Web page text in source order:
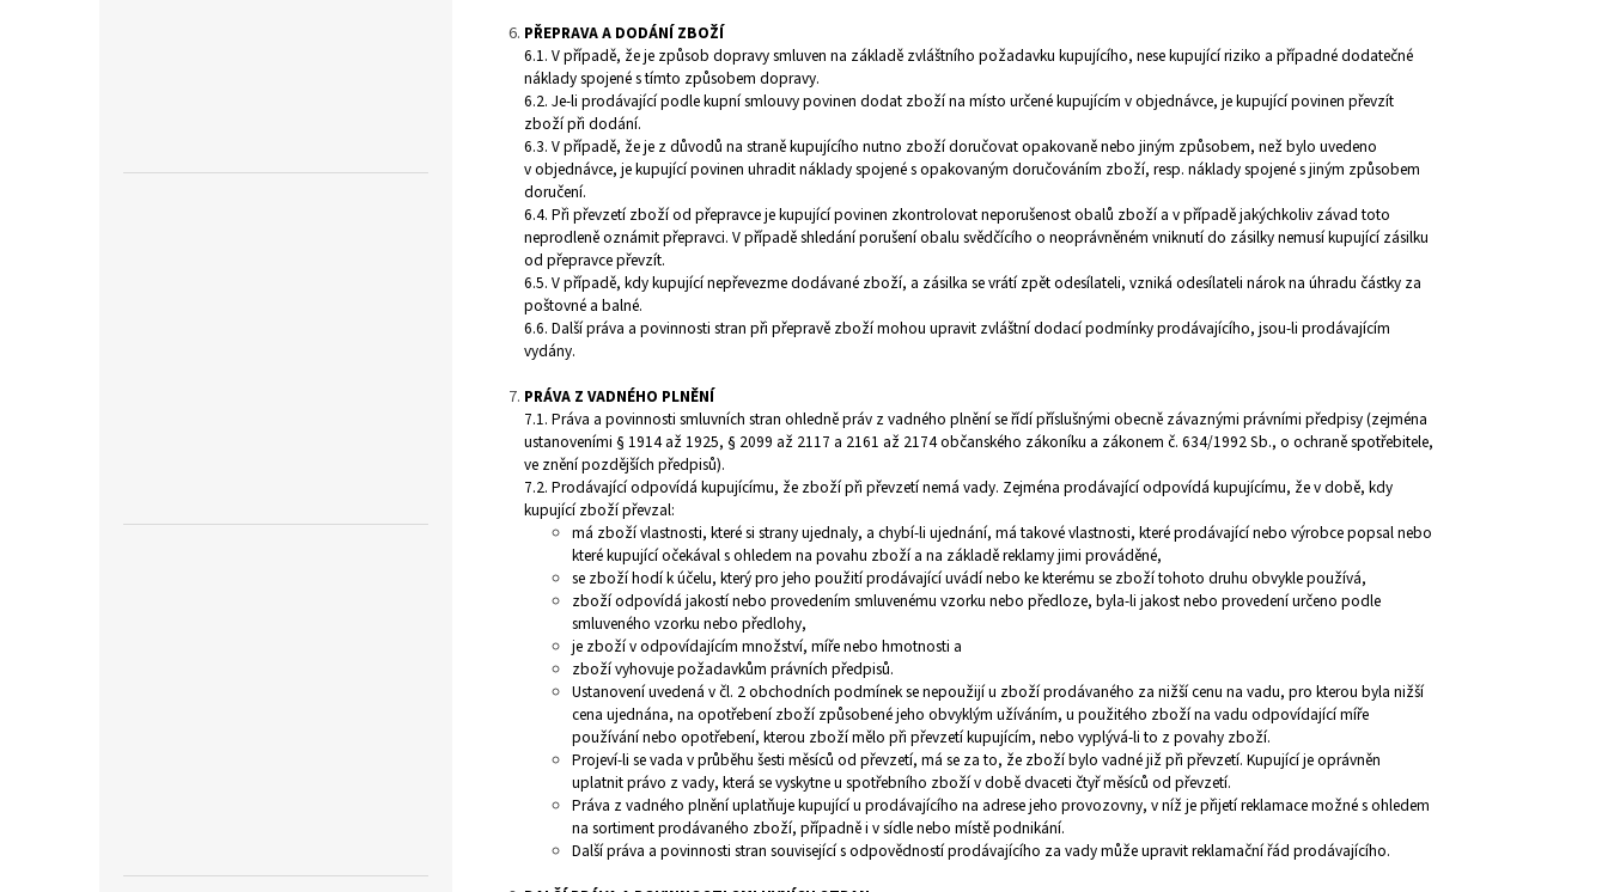
PŘEPRAVA A DODÁNÍ ZBOŽÍ
6.1. V případě, že je způsob dopravy smluven na základě zvláštního požadavku kupujícího, nese kupující riziko a případné dodatečné
náklady spojené s tímto způsobem dopravy.
6.2. Je-li prodávající podle kupní smlouvy povinen dodat zboží na místo určené kupujícím v objednávce, je kupující povinen převzít
zboží při dodání.
6.3. V případě, že je z důvodů na straně kupujícího nutno zboží doručovat opakovaně nebo jiným způsobem, než bylo uvedeno
v objednávce, je kupující povinen uhradit náklady spojené s opakovaným doručováním zboží, resp. náklady spojené s jiným způsobem
doručení.
6.4. Při převzetí zboží od přepravce je kupující povinen zkontrolovat neporušenost obalů zboží a v případě jakýchkoliv závad toto
neprodleně oznámit přepravci. V případě shledání porušení obalu svědčícího o neoprávněném vniknutí do zásilky nemusí kupující zásilku
od přepravce převzít.
6.5. V případě, kdy kupující nepřevezme dodávané zboží, a zásilka se vrátí zpět odesílateli, vzniká odesílateli nárok na úhradu částky za
poštovné a balné.
6.6. Další práva a povinnosti stran při přepravě zboží mohou upravit zvláštní dodací podmínky prodávajícího, jsou-li prodávajícím
vydány.
PRÁVA Z VADNÉHO PLNĚNÍ
7.1. Práva a povinnosti smluvních stran ohledně práv z vadného plnění se řídí příslušnými obecně závaznými právními předpisy (zejména
ustanoveními § 1914 až 1925, § 2099 až 2117 a 2161 až 2174 občanského zákoníku a zákonem č. 634/1992 Sb., o ochraně spotřebitele,
ve znění pozdějších předpisů).
7.2. Prodávající odpovídá kupujícímu, že zboží při převzetí nemá vady. Zejména prodávající odpovídá kupujícímu, že v době, kdy
kupující zboží převzal:
má zboží vlastnosti, které si strany ujednaly, a chybí-li ujednání, má takové vlastnosti, které prodávající nebo výrobce popsal nebo
které kupující očekával s ohledem na povahu zboží a na základě reklamy jimi prováděné,
se zboží hodí k účelu, který pro jeho použití prodávající uvádí nebo ke kterému se zboží tohoto druhu obvykle používá,
zboží odpovídá jakostí nebo provedením smluvenému vzorku nebo předloze, byla-li jakost nebo provedení určeno podle
smluveného vzorku nebo předlohy,
je zboží v odpovídajícím množství, míře nebo hmotnosti a
zboží vyhovuje požadavkům právních předpisů.
Ustanovení uvedená v čl. 2 obchodních podmínek se nepoužijí u zboží prodávaného za nižší cenu na vadu, pro kterou byla nižší
cena ujednána, na opotřebení zboží způsobené jeho obvyklým užíváním, u použitého zboží na vadu odpovídající míře
používání nebo opotřebení, kterou zboží mělo při převzetí kupujícím, nebo vyplývá-li to z povahy zboží.
Projeví-li se vada v průběhu šesti měsíců od převzetí, má se za to, že zboží bylo vadné již při převzetí. Kupující je oprávněn
uplatnit právo z vady, která se vyskytne u spotřebního zboží v době dvaceti čtyř měsíců od převzetí.
Práva z vadného plnění uplatňuje kupující u prodávajícího na adrese jeho provozovny, v níž je přijetí reklamace možné s ohledem
na sortiment prodávaného zboží, případně i v sídle nebo místě podnikání.
Další práva a povinnosti stran související s odpovědností prodávajícího za vady může upravit reklamační řád prodávajícího.